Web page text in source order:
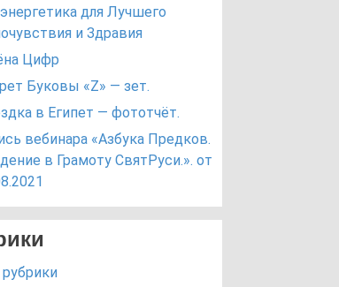
для Лучшего
и Здравия
Цифр
Буковы «Z» — зет.
в Египет — фототчёт.
вебинара «Азбука Предков.
в Грамоту СвятРуси.». от
рубрики